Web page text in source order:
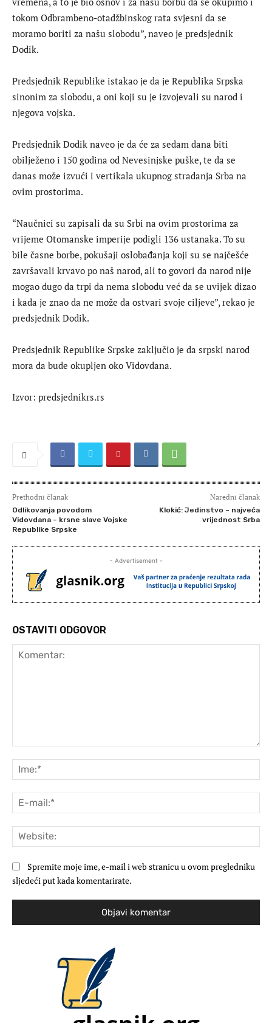
tokom Odbrambeno-otadžbinskog rata svjesni da se
moramo boriti za našu slobodu”, naveo je predsjednik
Dodik.
Predsjednik Republike istakao je da je Republika Srpska
sinonim za slobodu, a oni koji su je izvojevali su narod i
njegova vojska.
Predsjednik Dodik naveo je da će za sedam dana biti
obilježeno i 150 godina od Nevesinjske puške, te da se
danas može izvući i vertikala ukupnog stradanja Srba na
ovim prostorima.
“Naučnici su zapisali da su Srbi na ovim prostorima za
vrijeme Otomanske imperije podigli 136 ustanaka. To su
bile časne borbe, pokušaji oslobađanja koji su se najčešće
završavali krvavo po naš narod, ali to govori da narod nije
mogao dugo da trpi da nema slobodu već da se uvijek dizao
i kada je znao da ne može da ostvari svoje ciljeve”, rekao je
predsjednik Dodik.
Predsjednik Republike Srpske zaključio je da srpski narod
mora da bude okupljen oko Vidovdana.
Izvor: predsjednikrs.rs
Prethodni članak
Odlikovanja povodom
Vidovdana – krsne slave Vojske
Republike Srpske
Naredni članak
Klokić: Jedinstvo – najveća
vrijednost Srba
- Advertisement -
OSTAVITI ODGOVOR
Spremite moje ime, e-mail i web stranicu u ovom pregledniku
sljedeći put kada komentarirate.